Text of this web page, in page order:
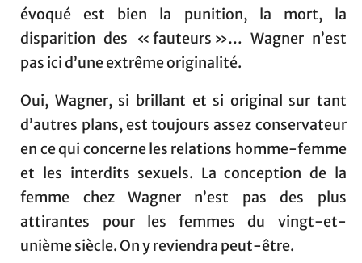
évoqué est bien la punition, la mort, la
disparition des « fauteurs »… Wagner n’est
pas ici d’une extrême originalité.
Oui, Wagner, si brillant et si original sur tant
d’autres plans, est toujours assez conservateur
en ce qui concerne les relations homme-femme
et les interdits sexuels. La conception de la
femme chez Wagner n’est pas des plus
attirantes pour les femmes du vingt-et-
unième siècle. On y reviendra peut-être.